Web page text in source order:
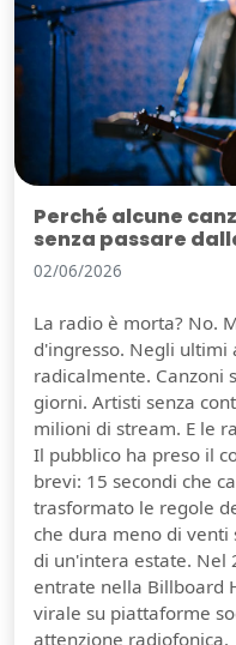
Perché alcune
senza passare
02/06/2026
La radio è morta? No.
d'ingresso. Negli ultimi
radicalmente. Canzoni
giorni. Artisti senza
milioni di stream. E le
Il pubblico ha preso il
brevi: 15 secondi che
trasformato le regole
che dura meno di
di un'intera estate. Nel
entrate nella Billboard
virale su piattaforme
attenzione radiofonica.